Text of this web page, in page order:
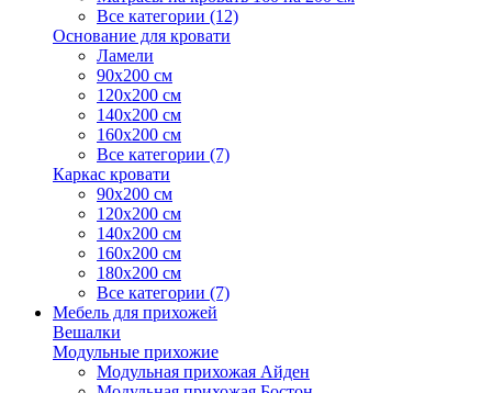
Все категории (12)
Основание для кровати
Ламели
90х200 см
120х200 см
140х200 см
160х200 см
Все категории (7)
Каркас кровати
90х200 см
120х200 см
140х200 см
160х200 см
180х200 см
Все категории (7)
Мебель для прихожей
Вешалки
Модульные прихожие
Модульная прихожая Айден